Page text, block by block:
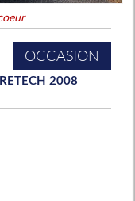
OCCASION
2008